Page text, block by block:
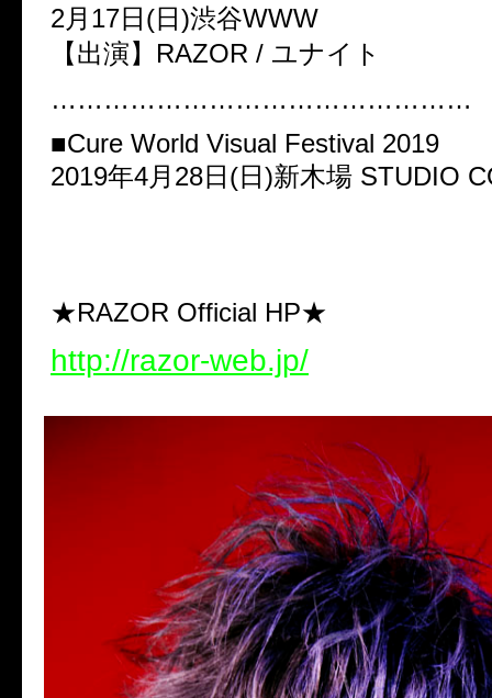
2月17日(日)渋谷WWW
【出演】RAZOR / ユナイト
…………………………………………
■Cure World Visual Festival 2019
2019年4月28日(日)新木場 STUDIO
★RAZOR Official HP★
http://razor-web.jp/